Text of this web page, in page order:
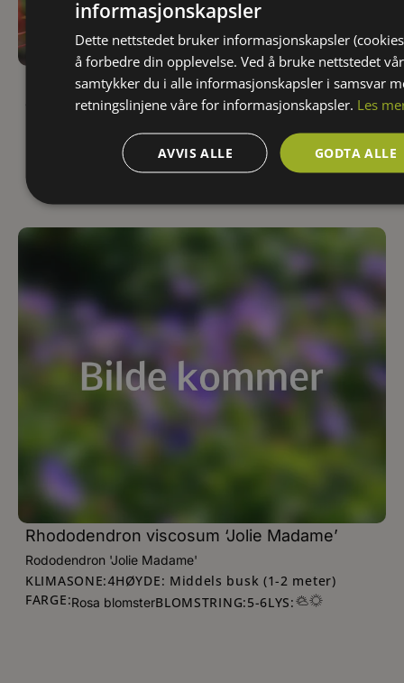
Rhododendron molle japonicum ‘Satan’
Japanrododendron (Japanasalea) 'Satan'
Røde blomster -6 LYS:
Rhododendron viscosum ‘Jolie Madame’
Rododendron 'Jolie Madame'
KLIMASONE:4HØYDE: Middels busk (1-2 meter)
FARGE:Rosa blomsterBLOMSTRING:5-6LYS:
informasjonskapsler
Dette nettstedet bruker informasjonskapsler
å forbedre din opplevelse. Ved å bruke nettstedet
samtykker du i alle informasjonskapsler i samsvar
retningslinjene våre for informasjonskapsler. Les
GODTA ALLE
AVVIS ALLE